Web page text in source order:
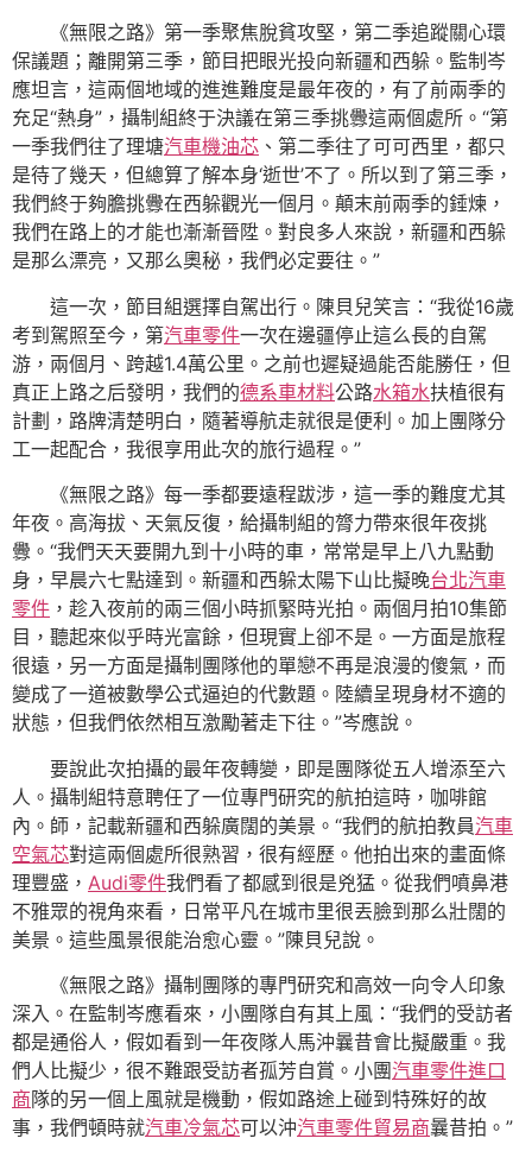
《無限之路》第一季聚焦脫貧攻堅，第二季追蹤關心環
保議題；離開第三季，節目把眼光投向新疆和西躲。監制岑
應坦言，這兩個地域的進進難度是最年夜的，有了前兩季的
充足“熱身”，攝制組終于決議在第三季挑釁這兩個處所。“第
一季我們往了理塘汽車機油芯 、第二季往了可可西里，都只
是待了幾天，但總算了解本身‘逝世’不了。所以到了第三季，
我們終于夠膽挑釁在西躲觀光一個月。顛末前兩季的錘煉，
我們在路上的才能也漸漸晉陞。對良多人來說，新疆和西躲
是那么漂亮，又那么奧秘，我們必定要往。”
這一次，節目組選擇自駕出行。陳貝兒笑言：“我從16歲
考到駕照至今，第汽車零件一次在邊疆停止這么長的自駕
游，兩個月、跨越1.4萬公里。之前也遲疑過能否能勝任，但
真正上路之后發明，我們的德系車材料公路水箱水扶植很有
計劃，路牌清楚明白，隨著導航走就很是便利。加上團隊分
工一起配合，我很享用此次的旅行過程。”
《無限之路》每一季都要遠程跋涉，這一季的難度尤其
年夜。高海拔、天氣反復，給攝制組的膂力帶來很年夜挑
釁。“我們天天要開九到十小時的車，常常是早上八九點動
身，早晨六七點達到。新疆和西躲太陽下山比擬晚台北汽車
零件 ，趁入夜前的兩三個小時抓緊時光拍。兩個月拍10集節
目，聽起來似乎時光富餘，但現實上卻不是。一方面是旅程
很遠，另一方面是攝制團隊他的單戀不再是浪漫的傻氣，而
變成了一道被數學公式逼迫的代數題。陸續呈現身材不適的
狀態，但我們依然相互激勵著走下往。”岑應說。
要說此次拍攝的最年夜轉變，即是團隊從五人增添至六
人。攝制組特意聘任了一位專門研究的航拍這時，咖啡館
內。師，記載新疆和西躲廣闊的美景。“我們的航拍教員汽車
空氣芯對這兩個處所很熟習，很有經歷。他拍出來的畫面條
理豐盛， Audi零件我們看了都感到很是兇猛。從我們噴鼻港
不雅眾的視角來看，日常平凡在城市里很丟臉到那么壯闊的
美景。這些風景很能治愈心靈。”陳貝兒說。
《無限之路》攝制團隊的專門研究和高效一向令人印象
深入。在監制岑應看來，小團隊自有其上風：“我們的受訪者
都是通俗人，假如看到一年夜隊人馬沖曩昔會比擬嚴重。我
們人比擬少，很不難跟受訪者孤芳自賞。小團汽車零件進口
商隊的另一個上風就是機動，假如路途上碰到特殊好的故
事，我們頓時就汽車冷氣芯可以沖汽車零件貿易商曩昔拍。”